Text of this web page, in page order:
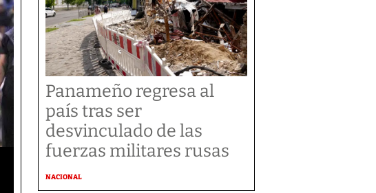
Panameño regresa al
país tras ser
desvinculado de las
fuerzas militares rusas
NACIONAL